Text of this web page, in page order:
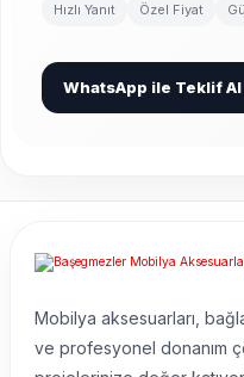
Hızlı Yanıt Özel Fiyat
WhatsApp ile Teklif Al
Mobilya aksesuarları,
ve profesyonel donanım